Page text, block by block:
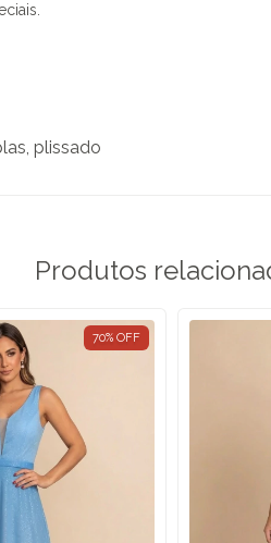
plissado
Produtos
70% OFF